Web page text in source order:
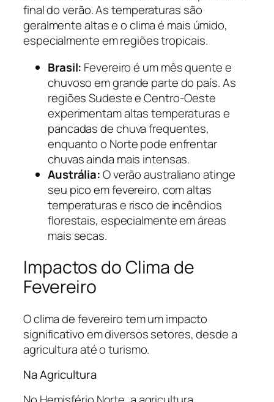
final do verão. As temperaturas são
geralmente altas e o clima é mais úmido,
especialmente em regiões tropicais.
Brasil: Fevereiro é um mês quente e
chuvoso em grande parte do país. As
regiões Sudeste e Centro-Oeste
experimentam altas temperaturas e
pancadas de chuva frequentes,
enquanto o Norte pode enfrentar
chuvas ainda mais intensas.
Austrália:O verão australiano atinge
seu pico em fevereiro, com altas
temperaturas e risco de incêndios
florestais, especialmente em áreas
mais secas.
Impactos do Clima de
Fevereiro
O clima de fevereiro tem um impacto
significativo em diversos setores, desde a
agricultura até o turismo.
Na Agricultura